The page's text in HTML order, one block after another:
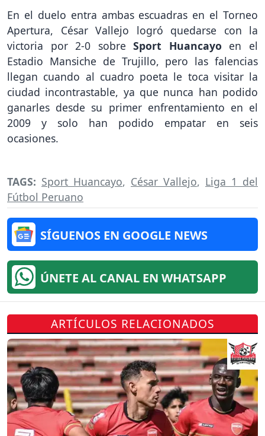
En el duelo entra ambas escuadras en el Torneo
Apertura, César Vallejo logró quedarse con la
victoria por 2-0 sobreSport Huancayo en el
Estadio Mansiche de Trujillo, pero las falencias
llegan cuando al cuadro poeta le toca visitar la
ciudad incontrastable, ya que nunca han podido
ganarles desde su primer enfrentamiento en el
2009 y solo han podido empatar en seis
ocasiones.
TAGS: Sport Huancayo, César Vallejo, Liga 1 del
Fútbol Peruano
SÍGUENOS EN GOOGLE NEWS
ÚNETE AL CANAL EN WHATSAPP
ARTÍCULOS RELACIONADOS